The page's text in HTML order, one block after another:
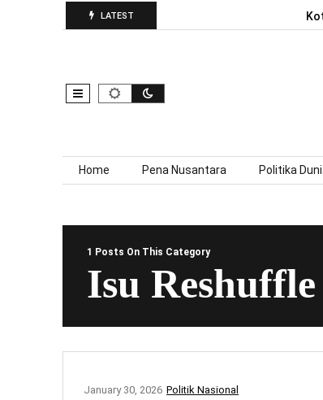
LATEST
Skip to content
Home Pena Nusantara Politika
1 Posts On This Category
Isu
Politik Nasional
January 30, 2026